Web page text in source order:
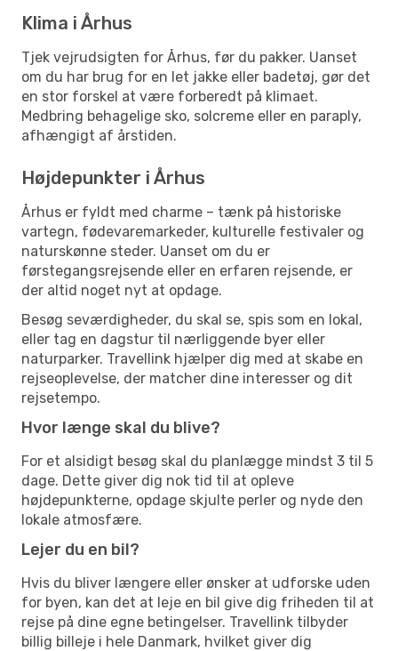
Klima i Århus
Tjek vejrudsigten for Århus, før du pakker. Uanset
om du har brug for en let jakke eller badetøj, gør det
en stor forskel at være forberedt på klimaet.
Medbring behagelige sko, solcreme eller en paraply,
afhængigt af årstiden.
Højdepunkter i Århus
Århus er fyldt med charme – tænk på historiske
vartegn, fødevaremarkeder, kulturelle festivaler og
naturskønne steder. Uanset om du er
førstegangsrejsende eller en erfaren rejsende, er
der altid noget nyt at opdage.
Besøg seværdigheder, du skal se, spis som en lokal,
eller tag en dagstur til nærliggende byer eller
naturparker. Travellink hjælper dig med at skabe en
rejseoplevelse, der matcher dine interesser og dit
rejsetempo.
Hvor længe skal du blive?
For et alsidigt besøg skal du planlægge mindst 3 til 5
dage. Dette giver dig nok tid til at opleve
højdepunkterne, opdage skjulte perler og nyde den
lokale atmosfære.
Lejer du en bil?
Hvis du bliver længere eller ønsker at udforske uden
for byen, kan det at leje en bil give dig friheden til at
rejse på dine egne betingelser. Travellink tilbyder
billig billeje i hele Danmark, hvilket giver dig